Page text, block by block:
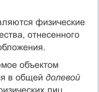
физические
отнесенного
объектом
в общей долевой
лиц,